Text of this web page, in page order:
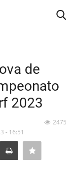
de
2023
- 16:51
2475